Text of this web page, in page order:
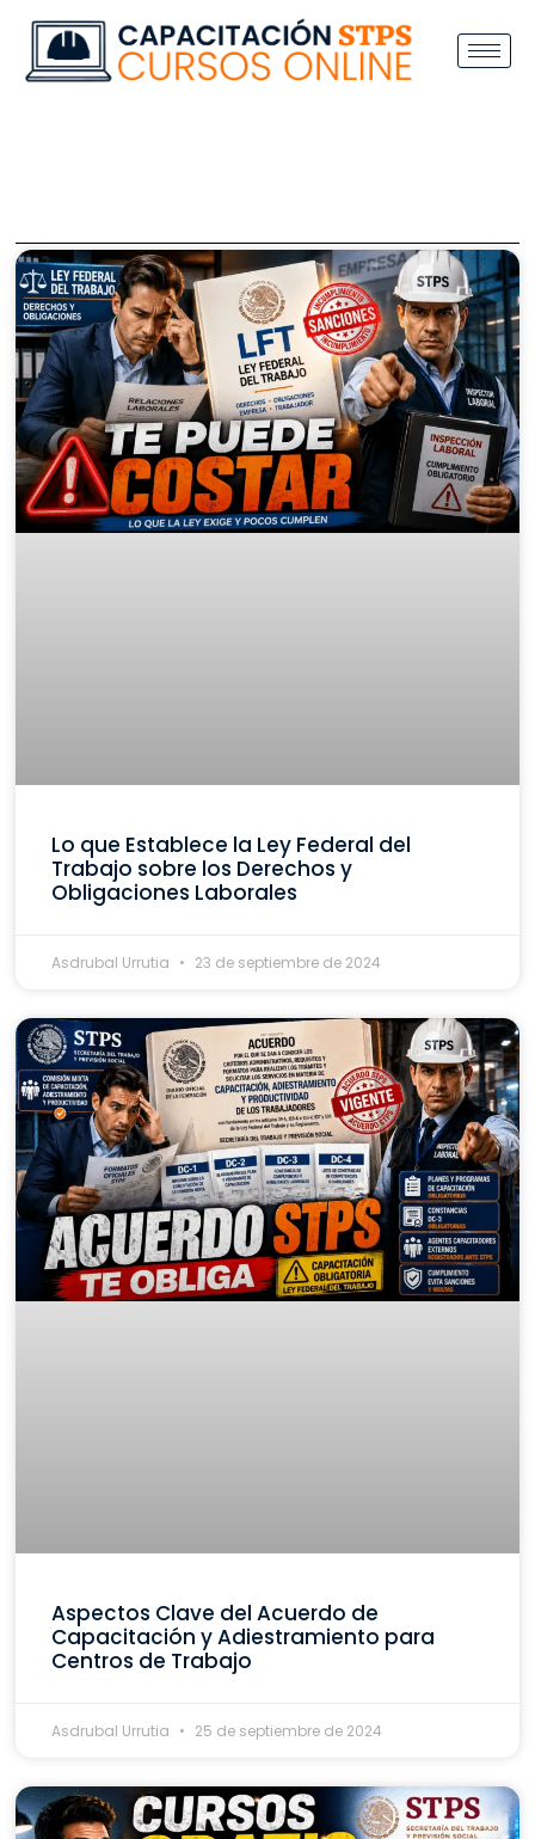
Lo que Establece la Ley Federal del
Trabajo sobre los Derechos y
Obligaciones Laborales
Asdrubal Urrutia 23 de septiembre de 2024
Aspectos Clave del Acuerdo de
Capacitación y Adiestramiento para
Centros de Trabajo
Asdrubal Urrutia 25 de septiembre de 2024